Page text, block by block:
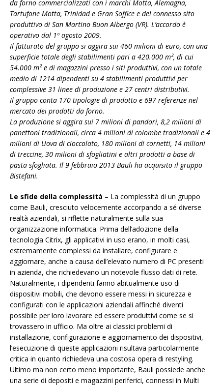
da forno commercializzati con i marchi Motta, Alemagna,
Tartufone Motta, Trinidad e Gran Soffice e del connesso sito
produttivo di San Martino Buon Albergo (VR). L’accordo è
operativo dal 1º agosto 2009.
Il fatturato del gruppo si aggira sui 460 milioni di euro, con una
superficie totale degli stabilimenti pari a 420.000 m², di cui
54.000 m² e di magazzini presso i siti produttivi, con un totale
medio di 1214 dipendenti su 4 stabilimenti produttivi per
complessive 31 linee di produzione e 27 centri distributivi.
Il gruppo conta 170 tipologie di prodotto e 697 referenze nel
mercato dei prodotti da forno.
La produzione si aggira sui 7 milioni di pandori, 8,2 milioni di
panettoni tradizionali, circa 4 milioni di colombe tradizionali e 4
milioni di Uova di cioccolato, 180 milioni di cornetti, 14 milioni
di treccine, 30 milioni di sfogliatini e altri prodotti a base di
pasta sfogliata. Il 9 febbraio 2013 Bauli ha acquisito il gruppo
Bistefani.
Le sfide della complessità – La complessità di un gruppo
come Bauli, cresciuto velocemente accorpando a sé diverse
realtà aziendali, si riflette naturalmente sulla sua
organizzazione informatica. Prima dell’adozione della
tecnologia Citrix, gli applicativi in uso erano, in molti casi,
estremamente complessi da installare, configurare e
aggiornare, anche a causa dell’elevato numero di PC presenti
in azienda, che richiedevano un notevole flusso dati di rete.
Naturalmente, i dipendenti fanno abitualmente uso di
dispositivi mobili, che devono essere messi in sicurezza e
configurati con le applicazioni aziendali affinché diventi
possibile per loro lavorare ed essere produttivi come se si
trovassero in ufficio. Ma oltre ai classici problemi di
installazione, configurazione e aggiornamento dei dispositivi,
l’esecuzione di queste applicazioni risultava particolarmente
critica in quanto richiedeva una costosa opera di restyling.
Ultimo ma non certo meno importante, Bauli possiede anche
una serie di depositi e magazzini periferici, connessi in Multi